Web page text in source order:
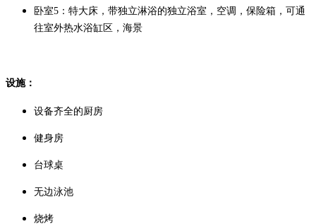
卧室5：特大床，带独立淋浴的独立浴室，空调，保险箱，可通
往室外热水浴缸区，海景
设施：
设备齐全的厨房
健身房
台球桌
无边泳池
烧烤